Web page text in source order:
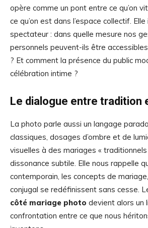
opère comme un pont entre ce qu’on
ce qu’on est dans l’espace collectif.
spectateur : dans quelle mesure nos
personnels peuvent-ils être
? Et comment la présence du public
célébration intime ?
Le dialogue entre tradition
La photo parle aussi un langage
classiques, dosages d’ombre et de
visuelles à des mariages « traditionnels
dissonance subtile. Elle nous rappelle
contemporain, les concepts de
conjugal se redéfinissent sans cesse.
côté mariage photo devient alors un
confrontation entre ce que nous